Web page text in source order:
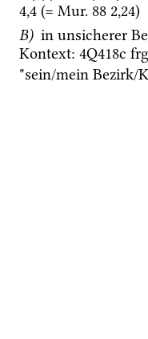
4,4 (= Mur. 88 2,24)
B) in unsicherer
Kontext: 4Q418c
"sein/mein Bezirk/